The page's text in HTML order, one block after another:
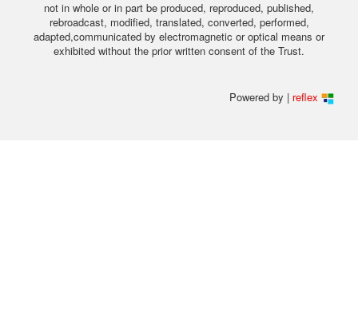
not in whole or in part be produced, reproduced, published,
rebroadcast, modified, translated, converted, performed,
adapted,communicated by electromagnetic or optical means or
exhibited without the prior written consent of the Trust.
Powered by | reflex